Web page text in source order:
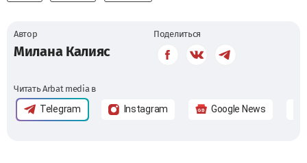
Автор
Милана Калияс
Поделиться
Читать Arbat media в
Telegram Instagram Google News